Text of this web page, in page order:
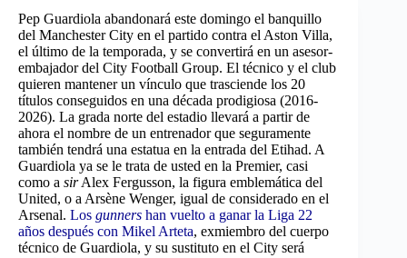
Pep Guardiola abandonará este domingo el banquillo
del Manchester City en el partido contra el Aston Villa,
el último de la temporada, y se convertirá en un asesor-
embajador del City Football Group. El técnico y el club
quieren mantener un vínculo que trasciende los 20
títulos conseguidos en una década prodigiosa (2016-
2026). La grada norte del estadio llevará a partir de
ahora el nombre de un entrenador que seguramente
también tendrá una estatua en la entrada del Etihad. A
Guardiola ya se le trata de usted en la Premier, casi
como a sirAlex Fergusson, la figura emblemática del
United, o a Arsène Wenger, igual de considerado en el
Arsenal. Los gunners han vuelto a ganar la Liga 22
años después con Mikel Arteta, exmiembro del cuerpo
técnico de Guardiola, y su sustituto en el City será